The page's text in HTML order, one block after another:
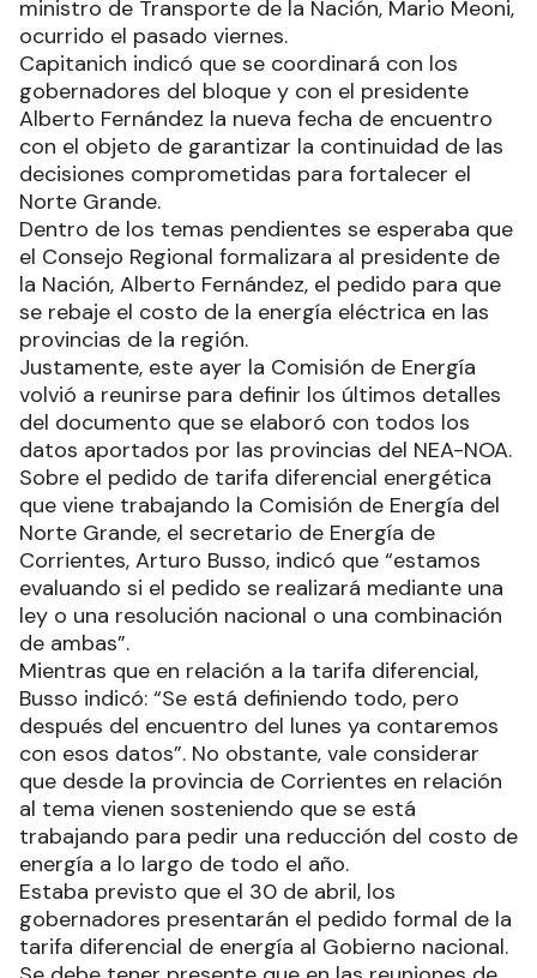
ministro de Transporte de la Nación, Mario Meoni,
ocurrido el pasado viernes.
Capitanich indicó que se coordinará con los
gobernadores del bloque y con el presidente
Alberto Fernández la nueva fecha de encuentro
con el objeto de garantizar la continuidad de las
decisiones comprometidas para fortalecer el
Norte Grande.
Dentro de los temas pendientes se esperaba que
el Consejo Regional formalizara al presidente de
la Nación, Alberto Fernández, el pedido para que
se rebaje el costo de la energía eléctrica en las
provincias de la región.
Justamente, este ayer la Comisión de Energía
volvió a reunirse para definir los últimos detalles
del documento que se elaboró con todos los
datos aportados por las provincias del NEA-NOA.
Sobre el pedido de tarifa diferencial energética
que viene trabajando la Comisión de Energía del
Norte Grande, el secretario de Energía de
Corrientes, Arturo Busso, indicó que “estamos
evaluando si el pedido se realizará mediante una
ley o una resolución nacional o una combinación
de ambas”.
Mientras que en relación a la tarifa diferencial,
Busso indicó: “Se está definiendo todo, pero
después del encuentro del lunes ya contaremos
con esos datos”. No obstante, vale considerar
que desde la provincia de Corrientes en relación
al tema vienen sosteniendo que se está
trabajando para pedir una reducción del costo de
energía a lo largo de todo el año.
Estaba previsto que el 30 de abril, los
gobernadores presentarán el pedido formal de la
tarifa diferencial de energía al Gobierno nacional.